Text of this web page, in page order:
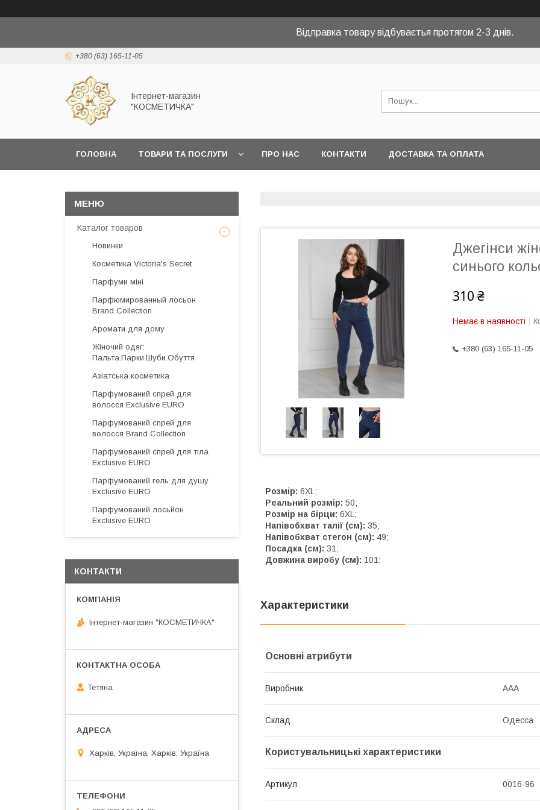
Відправка товару відбуваєтья протягом 2-3 днів.
+380 (63) 165-11-05
Інтернет-магазин
"КОСМЕТИЧКА"
ГОЛОВНА ТОВАРИ ТА ПОСЛУГИ ПРО НАС КОНТАКТИ ДОСТАВКА ТА ОПЛАТА
Джегінси
синього
310 ₴
Немає в наявності
+380 (63) 165-11-05
Розмір: 6XL;
Реальний розмір: 50;
Розмір на бірци: 6XL;
Напівобхват талії (см): 35;
Напівобхват стегон (см): 49;
Посадка (см): 31;
Довжина виробу (см): 101;
Характеристики
Основні атрибути
Виробник ААА
Склад Одесса
Користувальницькі характеристики
Артикул 0016-96
Каталог товаров
Новинки
Косметика Victoria's Secret
Парфуми міні
Парфюмированный лосьон
Brand Collection
Аромати для дому
Жіночий одяг:
Пальта.Парки.Шуби.Обуття
Азіатська косметика
Парфумований спрей для
волосся Exclusive EURO
Парфумований спрей для
волосся Brand Collection
Парфумований спрей для тіла
Exclusive EURO
Парфумований гель для душу
Exclusive EURO
Парфумований лосьйон
Exclusive EURO
КОНТАКТИ
Інтернет-магазин "КОСМЕТИЧКА"
Тетяна
Харків, Україна, Харків, Україна